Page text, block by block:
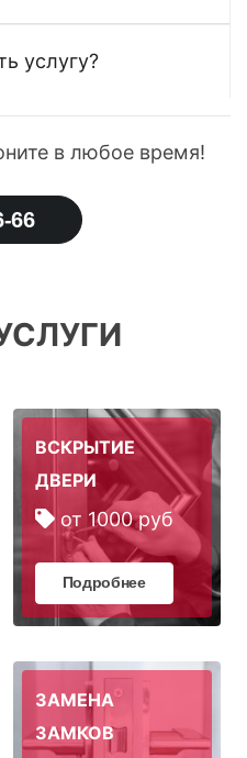
услугу?
в любое время!
66
ВСКРЫТИЕ
ДВЕРИ
от 1000 руб
Подробнее
ЗАМЕНА
ЗАМКОВ